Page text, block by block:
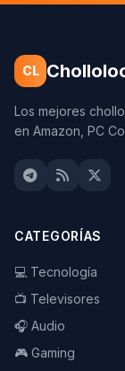
CL
Los mejores
en Amazon, PC
CATEGORÍAS
💻 Tecnología
📺 Televisores
🎧 Audio
🎮 Gaming